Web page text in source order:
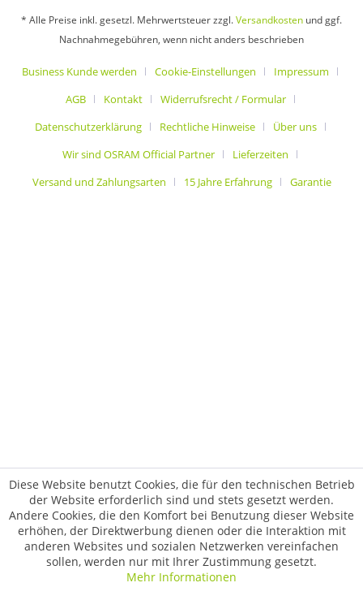
* Alle Preise inkl. gesetzl. Mehrwertsteuer zzgl.Versandkosten und ggf.
Nachnahmegebühren, wenn nicht anders beschrieben
Business Kunde werden Cookie-Einstellungen
Impressum
AGB
Kontakt
Widerrufsrecht / Formular
Datenschutzerklärung
Rechtliche Hinweise
Über uns
Wir sind OSRAM Official Partner
Lieferzeiten
Versand und Zahlungsarten
15 Jahre Erfahrung Garantie
Diese Website benutzt Cookies, die für den technischen Betrieb
der Website erforderlich sind und stets gesetzt werden.
Andere Cookies, die den Komfort bei Benutzung dieser Website
erhöhen, der Direktwerbung dienen oder die Interaktion mit
anderen Websites und sozialen Netzwerken vereinfachen
sollen, werden nur mit Ihrer Zustimmung gesetzt.
Mehr Informationen